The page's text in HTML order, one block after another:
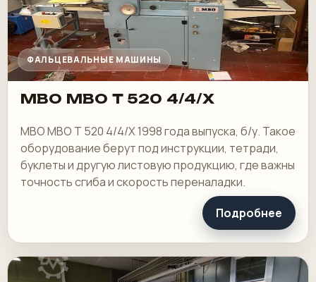
ФАЛЬЦЕВАЛЬНЫЕ МАШИНЫ
MBO MBO T 520 4/4/X
MBO MBO T 520 4/4/X 1998 года выпуска, б/у. Такое
оборудование берут под инструкции, тетради,
буклеты и другую листовую продукцию, где важны
точность сгиба и скорость переналадки.
Подробнее